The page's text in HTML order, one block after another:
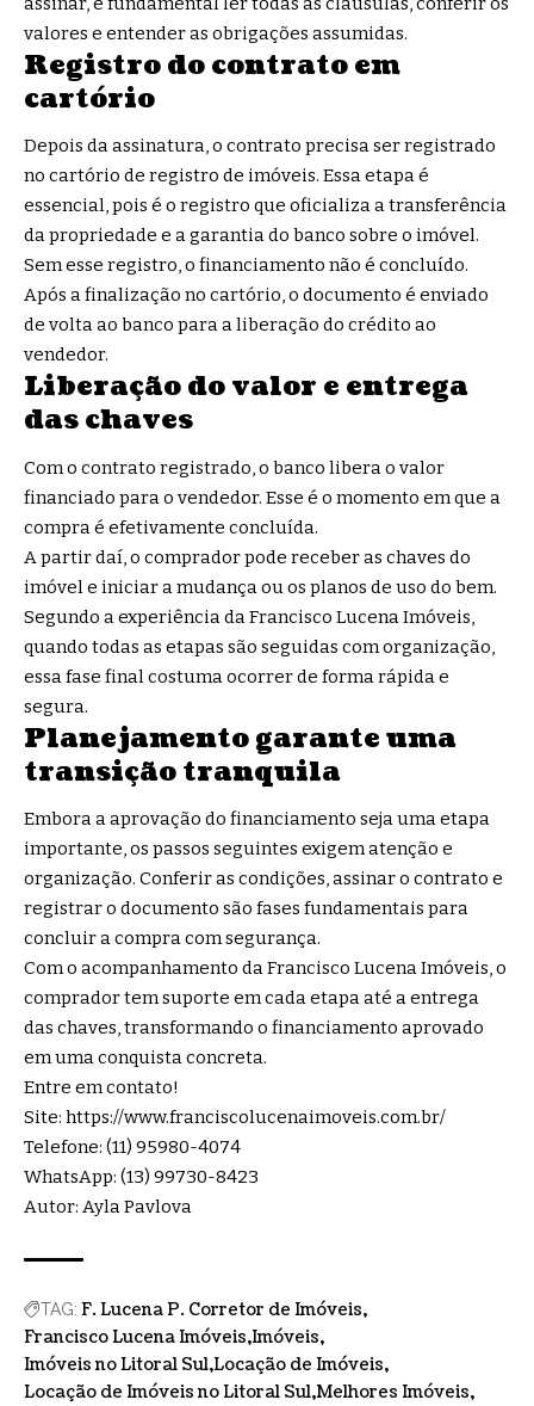
valores e entender as obrigações assumidas.
Registro do contrato em
cartório
Depois da assinatura, o contrato precisa ser registrado
no cartório de registro de imóveis. Essa etapa é
essencial, pois é o registro que oficializa a transferência
da propriedade e a garantia do banco sobre o imóvel.
Sem esse registro, o financiamento não é concluído.
Após a finalização no cartório, o documento é enviado
de volta ao banco para a liberação do crédito ao
vendedor.
Liberação do valor e entrega
das chaves
Com o contrato registrado, o banco libera o valor
financiado para o vendedor. Esse é o momento em que a
compra é efetivamente concluída.
A partir daí, o comprador pode receber as chaves do
imóvel e iniciar a mudança ou os planos de uso do bem.
Segundo a experiência da Francisco Lucena Imóveis,
quando todas as etapas são seguidas com organização,
essa fase final costuma ocorrer de forma rápida e
segura.
Planejamento garante uma
transição tranquila
Embora a aprovação do financiamento seja uma etapa
importante, os passos seguintes exigem atenção e
organização. Conferir as condições, assinar o contrato e
registrar o documento são fases fundamentais para
concluir a compra com segurança.
Com o acompanhamento da Francisco Lucena Imóveis, o
comprador tem suporte em cada etapa até a entrega
das chaves, transformando o financiamento aprovado
em uma conquista concreta.
Entre em contato!
Site: https://www.franciscolucenaimoveis.com.br/
Telefone: (11) 95980-4074
WhatsApp: (13) 99730-8423
Autor: Ayla Pavlova
TAG: F. Lucena P. Corretor de Imóveis
Francisco Lucena Imóveis Imóveis
Imóveis no Litoral Sul Locação de Imóveis
Locação de Imóveis no Litoral Sul Melhores Imóveis